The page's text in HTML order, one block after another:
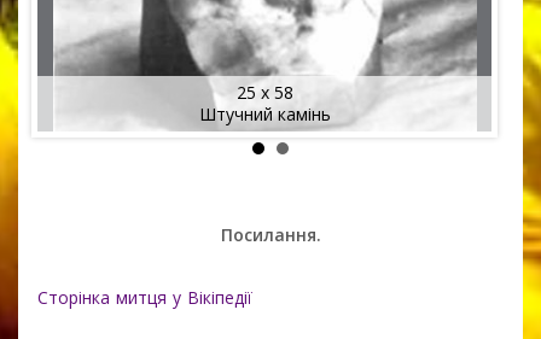
25 x 58
Штучний камінь
Посилання.
Сторінка митця у Вікіпедії